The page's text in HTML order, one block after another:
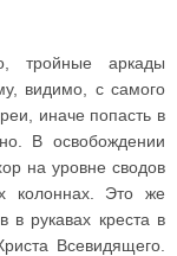
тройные аркады
видимо, с самого
иначе попасть в
В освобождении
на уровне сводов
колоннах. Это же
в рукавах креста в
Всевидящего.